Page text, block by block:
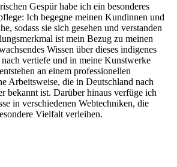
Gespür habe ich ein besonderes
Ich begegne meinen Kundinnen und
sodass sie sich gesehen und verstanden
ist mein Bezug zu meinen
Wissen über dieses indigenes
vertiefe und in meine Kunstwerke
an einem professionellen
Arbeitsweise, die in Deutschland nach
bekannt ist. Darüber hinaus verfüge ich
in verschiedenen Webtechniken, die
Vielfalt verleihen.